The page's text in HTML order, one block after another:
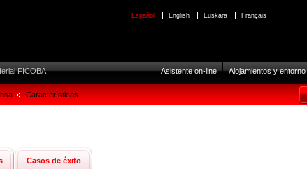
Español English Euskara Français
Asistente on-line Alojamientos y entorno
FICOBA
Características
Casos de éxito